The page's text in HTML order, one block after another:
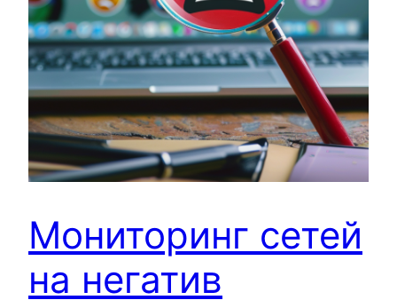
Мониторинг сетей
на негатив